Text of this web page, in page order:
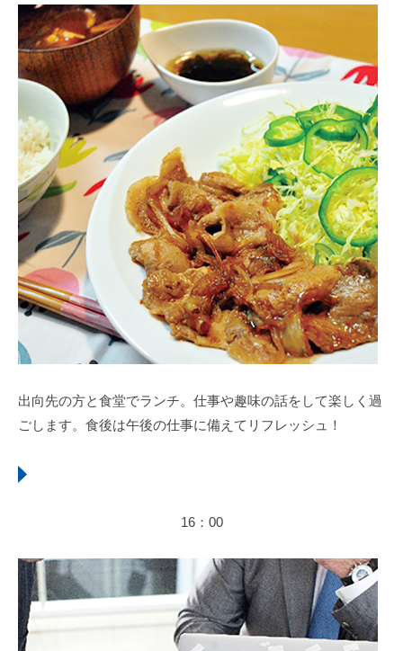
出向先の方と食堂でランチ。仕事や趣味の話をして楽しく過
ごします。食後は午後の仕事に備えてリフレッシュ！
16：00